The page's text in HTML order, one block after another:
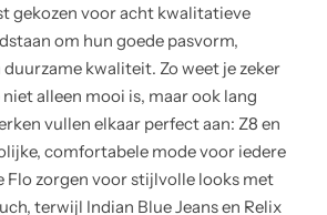
gekozen voor acht kwalitatieve
om hun goede pasvorm,
kwaliteit. Zo weet je zeker
alleen mooi is, maar ook lang
vullen elkaar perfect aan: Z8 en
comfortabele mode voor iedere
Flo zorgen voor stijlvolle looks met
terwijl Indian Blue Jeans en Relix